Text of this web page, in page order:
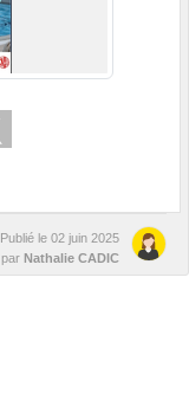
Publié le 02 juin 2025
par Nathalie CADIC